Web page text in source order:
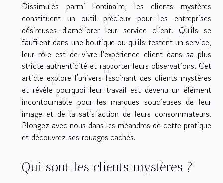
Dissimulés parmi l'ordinaire, les clients mystères
constituent un outil précieux pour les entreprises
désireuses d'améliorer leur service client. Qu'ils se
faufilent dans une boutique ou qu'ils testent un service,
leur rôle est de vivre l'expérience client dans sa plus
stricte authenticité et rapporter leurs observations. Cet
article explore l'univers fascinant des clients mystères
et révèle pourquoi leur travail est devenu un élément
incontournable pour les marques soucieuses de leur
image et de la satisfaction de leurs consommateurs.
Plongez avec nous dans les méandres de cette pratique
et découvrez ses rouages cachés.
Qui sont les clients mystères ?